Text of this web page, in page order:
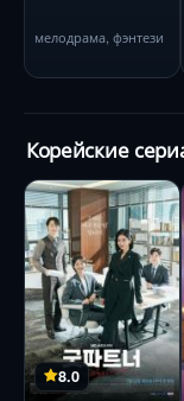
мелодрама, фэнтези
Корейские
8.0